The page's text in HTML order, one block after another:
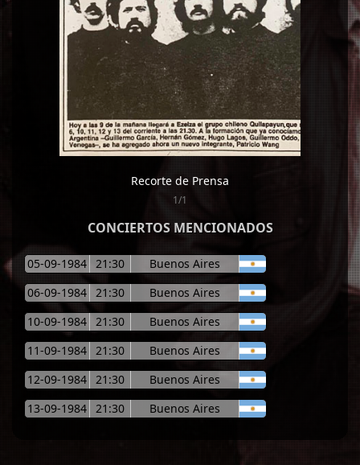
Recorte de Prensa
1/1
CONCIERTOS MENCIONADOS
05-09-1984 21:30
Buenos Aires
06-09-1984 21:30
Buenos Aires
10-09-1984 21:30
Buenos Aires
11-09-1984 21:30
Buenos Aires
12-09-1984 21:30
Buenos Aires
13-09-1984 21:30 Buenos Aires